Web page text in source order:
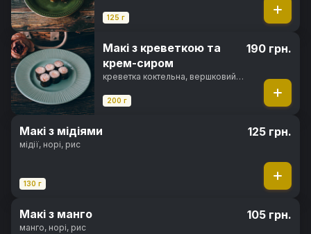
125 г
Макі з креветкою та
крем-сиром
креветка коктельна, вершковий
200 г
190 грн.
Макі з мідіями
мідії, норі, рис
130 г
125 грн.
Макі з манго
манго, норі, рис
105 грн.